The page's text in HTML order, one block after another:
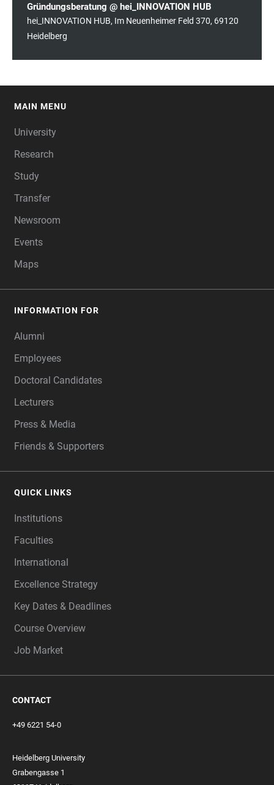
Gründungsberatung @ hei_INNOVATION HUB
hei_INNOVATION HUB, Im Neuenheimer Feld 370, 69120
Heidelberg
MAIN MENU
University
Research
Study
Transfer
Newsroom
Events
Maps
INFORMATION FOR
Alumni
Employees
Doctoral Candidates
Lecturers
Press & Media
Friends & Supporters
QUICK LINKS
Institutions
Faculties
International
Excellence Strategy
Key Dates & Deadlines
Course Overview
Job Market
CONTACT
+49 6221 54-0
Heidelberg University
Grabengasse 1